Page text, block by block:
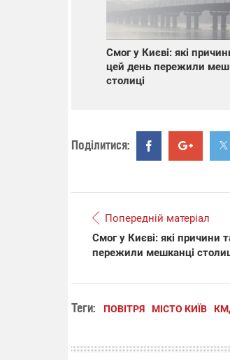
Смог у Києві: які
цей день пережили
столиці
Поділитися:
Попередній матеріал
Смог у Києві: які причини
пережили мешканці
Теги: ПОВІТРЯ МІСТО КИЇВ